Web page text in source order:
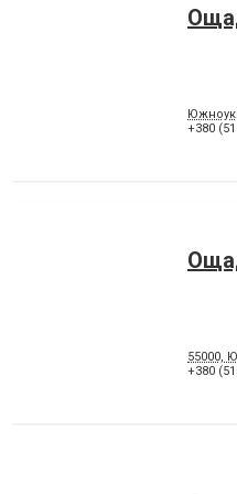
+380
55000,
+380